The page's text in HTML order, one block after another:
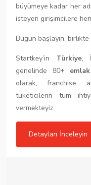
büyümeye kadar her
isteyen girişimcilere
Bugün başlayın,
Startkey’in Türkiye,
genelinde 80+
olarak, franchise
tüketicilerin tüm
vermekteyiz.
Detayları İnceleyin